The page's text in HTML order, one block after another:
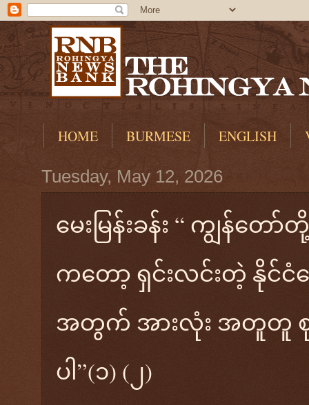
HOME BURMESE ENGLISH
Tuesday, May 12, 2026
မေးမြန်းခန်း “ ကျွန်တော်
ကတော့ ရှင်းလင်းတဲ့ နိုင်ငံ
အတွက် အားလုံး အတူတူ စုဝ
ပါ”(၁) (၂)